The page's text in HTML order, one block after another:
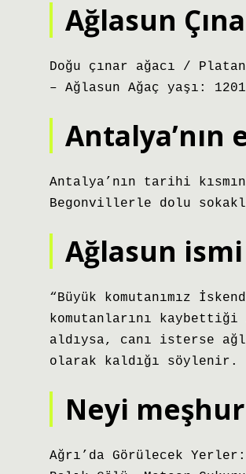
Ağlasun
Doğu çınar ağacı /
– Ağlasun Ağaç yaşı:
Antalya’nın tarihi
Begonvillerle dolu
Ağlasun
“Büyük komutanımız
komutanlarını kaybettiği
aldıysa, canı isterse
olarak kaldığı söylenir.
Neyi
Ağrı’da Görülecek